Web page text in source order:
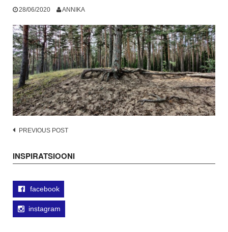
28/06/2020 ANNIKA
Post
PREVIOUS POST
INSPIRATSIOONI
facebook
instagram